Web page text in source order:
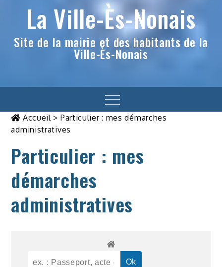
La Ville-Ès-Nonais
Site de la mairie et des habitants de la
Ville-Ès-Nonais
Menu
Accueil> Particulier : mes démarches
administratives
Particulier : mes
démarches
administratives